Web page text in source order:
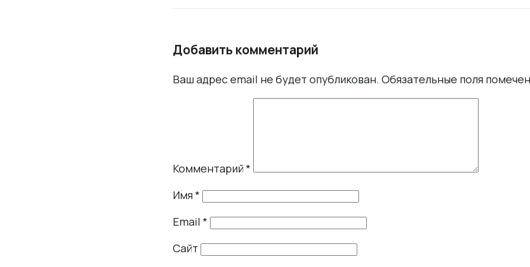
Добавить комментарий
Ваш адрес email не будет опубликован. Обязательные поля
Комментарий*
Имя*
Email *
Сайт